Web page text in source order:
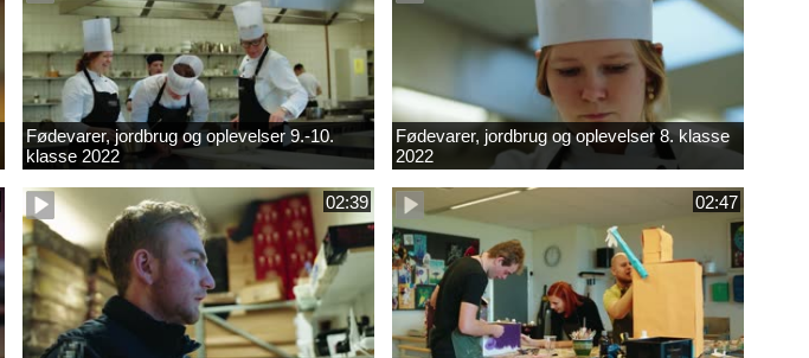
Fødevarer, jordbrug og oplevelser 9.-10.
klasse 2022
Fødevarer, jordbrug og oplevelser 8. klasse
2022
02:39 02:47